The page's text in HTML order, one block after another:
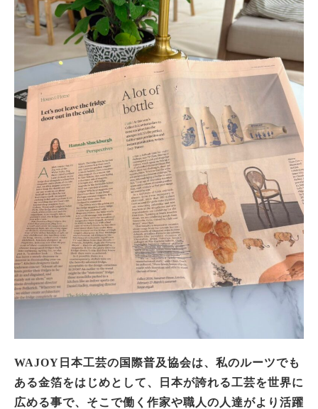
WAJOY 日本工芸の国際普及協会は、私のルーツでも
ある金箔をはじめとして、日本が誇れる工芸を世界に
広める事で、そこで働く作家や職人の人達がより活躍